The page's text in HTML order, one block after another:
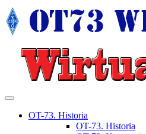
OT-73. Historia
OT-73. Historia